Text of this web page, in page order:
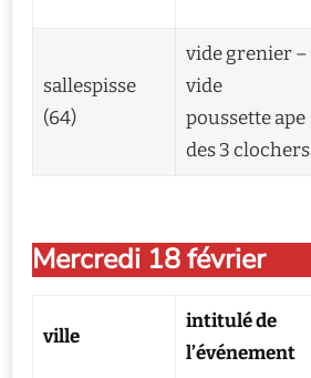
sallespisse
(64)
vide grenier –
vide
poussette ape
des 3 clochers
Mercredi 18 février
ville
intitulé de
l’événement